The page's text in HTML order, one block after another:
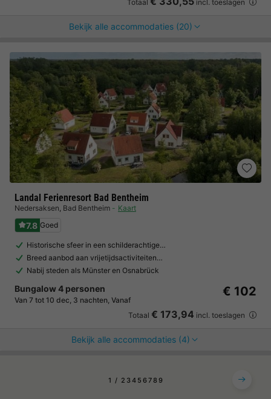
Totaal incl. toeslagen
Bekijk alle accommodaties (20)
Landal Ferienresort Bad Bentheim
Nedersaksen, Bad Bentheim Kaart
7.8 Goed
Historische sfeer in een schilderachtige…
Breed aanbod aan vrijetijdsactiviteiten…
Nabij steden als Münster en Osnabrück
Bungalow 4 personen
Van 7 tot 10 dec, 3 nachten, Vanaf
€ 102
Totaal € 173,94 incl. toeslagen
Bekijk alle accommodaties (4)
1 2 3 4 5 67 8 9